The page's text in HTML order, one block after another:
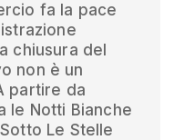
fa la pace
chiusura del
non è un
partire da
le Notti Bianche
Le Stelle